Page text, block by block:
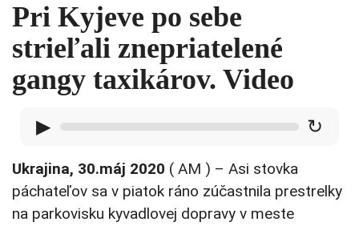
Pri Kyjeve po sebe
strieľali znepriatelené
gangy taxikárov. Video
▶ ↻
Ukrajina, 30.máj 2020 ( AM ) – Asi stovka
páchateľov sa v piatok ráno zúčastnila prestrelky
na parkovisku kyvadlovej dopravy v meste